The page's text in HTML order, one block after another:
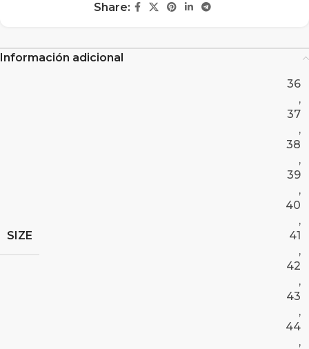
Share:
Información adicional
SIZE
36
,
37
,
38
,
39
,
40
,
41
,
42
,
43
,
44
,